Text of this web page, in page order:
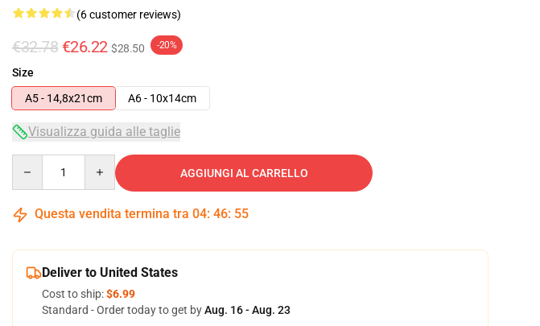
(6 customer reviews)
€32.78 €26.22 $28.50 -20%
Size
A5 - 14,8x21cm
A6 - 10x14cm
Visualizza guida alle taglie
AGGIUNGI AL CARRELLO
Questa vendita termina tra 04: 46: 54
Deliver to United States
Cost to ship:$6.99
Standard - Order today to get byAug. 16 - Aug. 23